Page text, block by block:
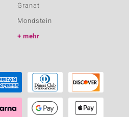
Granat
Mondstein
mehr